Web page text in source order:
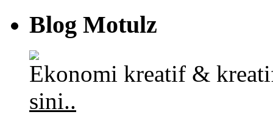
Blog Motulz
Ekonomi kreatif &
sini..